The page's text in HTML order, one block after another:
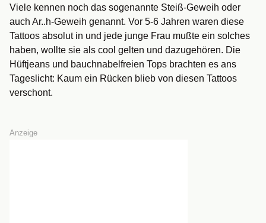
Viele kennen noch das sogenannte Steiß-Geweih oder
auch Ar..h-Geweih genannt. Vor 5-6 Jahren waren diese
Tattoos absolut in und jede junge Frau mußte ein solches
haben, wollte sie als cool gelten und dazugehören. Die
Hüftjeans und bauchnabelfreien Tops brachten es ans
Tageslicht: Kaum ein Rücken blieb von diesen Tattoos
verschont.
Anzeige